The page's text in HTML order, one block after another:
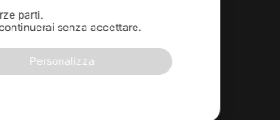
0421 1846058
parti.
senza accettare.
Personalizza